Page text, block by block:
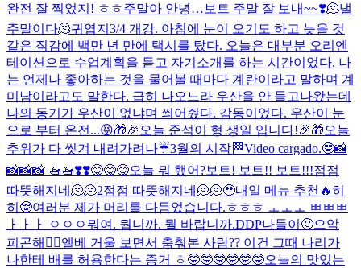
완전 잘 찍었지! ㅎㅎ주말아 안녕… 보트 주말 잘 보내~~❣️🫠낼
주말이다🫠귀엽지 3/4 개강. 아침에 눈이 오기도 하고 늦을 것
같은 직감에 백만 년 만에 택시를 탔다. 오늘은 대부분 오리엔
테이션으로 수업계획을 듣고 자기소개를 하는 시간이었다. 나
는 언제나 좋아하는 것을 물어볼 때마다 계란이라고 말하며 계
미남이라고도 말한다. 급히 나오느라 우산을 안 들고나왔는데
나의 동기가 우산이 없냐며 씌어줬다. 감동이었다. 우산이 눈
으로 부터 온전...😝🎁🎉오늘 준석이 형 생일 입니다!🎉🎁오늘
추위가 다 씻겨 내려가려나☔️3월의 시작🏁Video cargado.🤓📸
📸📸📸 🚤🚤❣️❣️😋😋😋오늘 뭐 했어?보트! 보트!! 보트!!!점점
따뜻해지네🫠🫠2점점 따뜻해지네🫠🫠🥹내일 메뉴 추천🔥히
히🤓여러분 제가 머리를 다듬었습니다.ㅎㅎㅎ ㅗㅗㅗ ㅃㅃㅃ
ㅏㅏㅏ ㅇㅇㅇ뭐여. 뭡니까. 뭘 바랍니까.DDP나들이🙂으악
피곤해🤦‍♂️엘베 거울 보면서 춤춰본 사람?? 이건 그때 나리가
나한테 배를 허용한다는 증거 ㅎ🤓🤓🤓🤓🤓🤓오늘의 맛있는